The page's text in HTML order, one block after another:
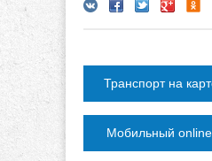
Транспорт на
Мобильный online